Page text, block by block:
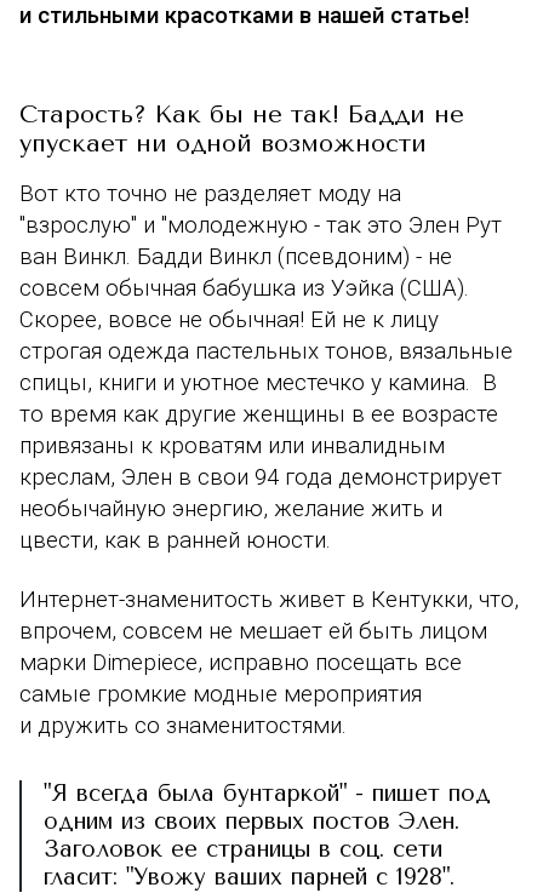
и стильными красотками в нашей статье!
Старость? Как бы не так! Бадди не
упускает ни одной возможности
Вот кто точно не разделяет моду на
"взрослую" и "молодежную - так это Элен Рут
ван Винкл. Бадди Винкл (псевдоним) - не
совсем обычная бабушка из Уэйка (США).
Скорее, вовсе не обычная! Ей не к лицу
строгая одежда пастельных тонов, вязальные
спицы, книги и уютное местечко у камина. В
то время как другие женщины в ее возрасте
привязаны к кроватям или инвалидным
креслам, Элен в свои 94 года демонстрирует
необычайную энергию, желание жить и
цвести, как в ранней юности.
Интернет-знаменитость живет в Кентукки, что,
впрочем, совсем не мешает ей быть лицом
марки Dimepiece, исправно посещать все
самые громкие модные мероприятия
и дружить со знаменитостями.
"Я всегда была бунтаркой" - пишет под
одним из своих первых постов Элен.
Заголовок ее страницы в соц. сети
гласит: "Увожу ваших парней с 1928".